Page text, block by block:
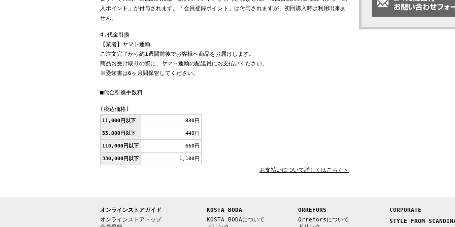
入ポイント」が付与されます。「会員登録ポイント」は付与されますが、初回購入時は利用出来ま
せん。
4.代金引換
【業者】ヤマト運輸
ご注文完了から約1週間前後でお客様へ商品をお届けします。
商品お受け取りの際に、ヤマト運輸の配達員にお支払いください。
※受領書は6ヶ月間保管してください。
■代金引換手数料
(税込価格)
11,000円以下 330円
33,000円以下 440円
110,000円以下 660円
330,000円以下 1,100円
お支払いについて詳しくはこちら＞
オンラインストアガイド
オンラインストアトップ
KOSTA BODA
KOSTA BODAについて
ORREFORS
Orreforsについて
CORPORATE
STYLE FROM